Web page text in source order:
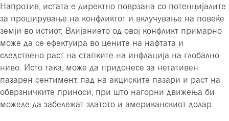
Напротив, истата е директно поврзана со потенцијалите
за проширување на конфликтот и вклучување на повеќе
земји во истиот. Влијанието од овој конфликт примарно
може да се ефектуира во цените на нафтата и
следствено раст на стапките на инфлација на глобално
ниво. Исто така, може да придонесе за негативен
пазарен сентимент, пад на акциските пазари и раст на
обврзничките приноси, при што нагорни движења би
можеле да забележат златото и американскиот долар.